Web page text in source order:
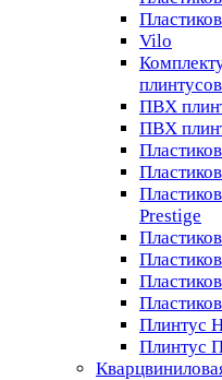
Vilo
плинтусов
ПВХ
ПВХ
Prestige
Плинтус
Плинтус